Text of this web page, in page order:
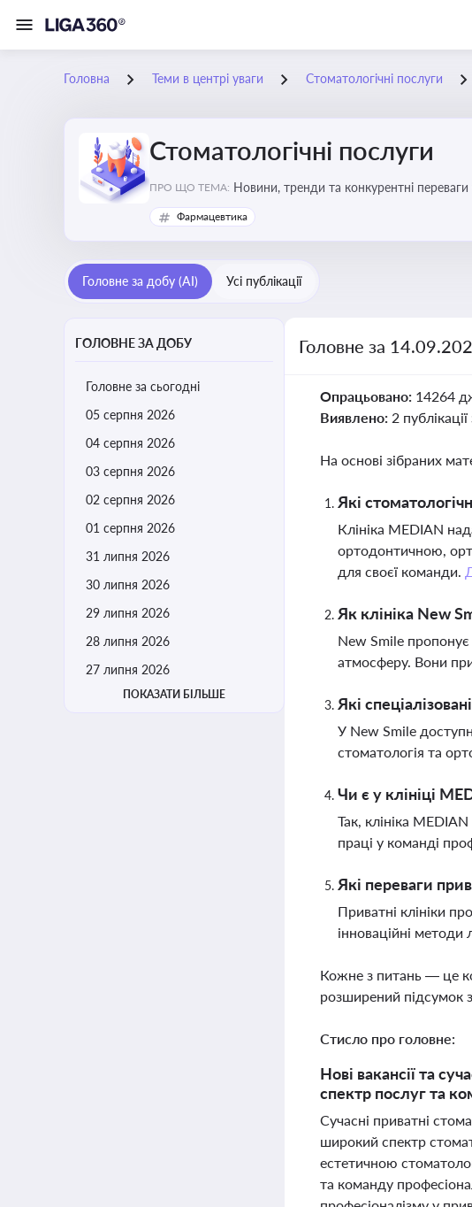
Головна Теми в центрі уваги Стоматологічні послуги
Стоматологічні послуги
ПРО ЩО ТЕМА: Новини, тренди та конкурентні переваги у сфері
обслуговування
Фармацевтика
Головне за добу (AI) Усі публікації
ГОЛОВНЕ ЗА ДОБУ
Головне за сьогодні
05 серпня 2026
04 серпня 2026
03 серпня 2026
02 серпня 2026
01 серпня 2026
31 липня 2026
30 липня 2026
29 липня 2026
28 липня 2026
27 липня 2026
ПОКАЗАТИ БІЛЬШЕ
Головне за
Опрацьовано: 14264
Виявлено: 2
На основі зібраних
Які
Клініка MEDIAN
ортодонтичною,
для своєї команди.
Як клініка New
New Smile
атмосферу. Вони
Які
У New Smile
стоматологія та
Чи є у клініці
Так, клініка
праці у команді
Які переваги
Приватні клініки
інноваційні
Кожне з питань — це
розширений підсумок
Стисло про головне:
Нові вакансії та
спектр послуг та
Сучасні приватні
широкий спектр
естетичною
та команду